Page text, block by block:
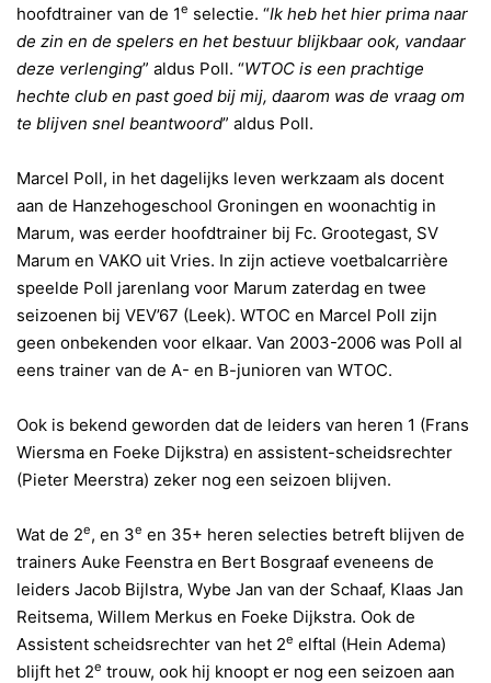
hoofdtrainer van de 1e selectie. “Ik heb het hier prima naar
de zin en de spelers en het bestuur blijkbaar ook, vandaar
deze verlenging” aldus Poll. “WTOC is een prachtige
hechte club en past goed bij mij, daarom was de vraag om
te blijven snel beantwoord” aldus Poll.
Marcel Poll, in het dagelijks leven werkzaam als docent
aan de Hanzehogeschool Groningen en woonachtig in
Marum, was eerder hoofdtrainer bij Fc. Grootegast, SV
Marum en VAKO uit Vries. In zijn actieve voetbalcarrière
speelde Poll jarenlang voor Marum zaterdag en twee
seizoenen bij VEV’67 (Leek). WTOC en Marcel Poll zijn
geen onbekenden voor elkaar. Van 2003-2006 was Poll al
eens trainer van de A- en B-junioren van WTOC.
Ook is bekend geworden dat de leiders van heren 1 (Frans
Wiersma en Foeke Dijkstra) en assistent-scheidsrechter
(Pieter Meerstra) zeker nog een seizoen blijven.
Wat de 2e, en 3e en 35+ heren selecties betreft blijven de
trainers Auke Feenstra en Bert Bosgraaf eveneens de
leiders Jacob Bijlstra, Wybe Jan van der Schaaf, Klaas Jan
Reitsema, Willem Merkus en Foeke Dijkstra. Ook de
Assistent scheidsrechter van het 2e elftal (Hein Adema)
blijft het 2e trouw, ook hij knoopt er nog een seizoen aan